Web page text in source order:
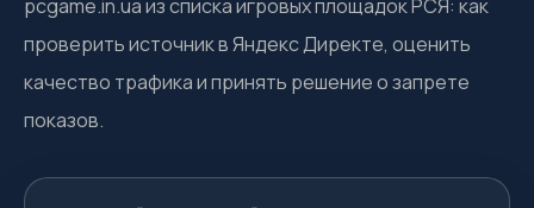
pcgame.in.ua из списка игровых площадок РСЯ: как
проверить источник в Яндекс Директе, оценить
качество трафика и принять решение о запрете
показов.